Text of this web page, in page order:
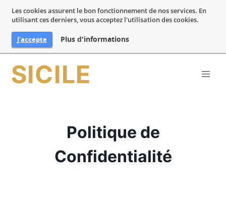
Les cookies assurent le bon fonctionnement de nos services. En
utilisant ces derniers, vous acceptez l'utilisation des cookies.
J'accepte Plus d'informations
SICILE
Politique de
Confidentialité